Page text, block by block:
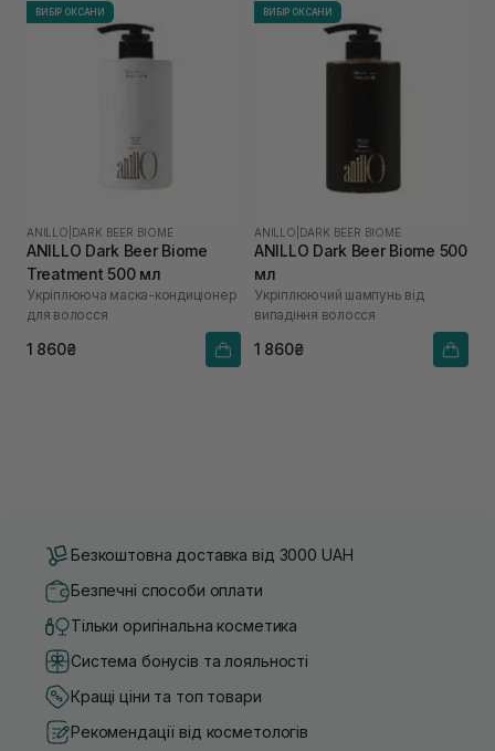
ВИБІР ОКСАНИ
ANILLO DARK BEER BIOME
ANILLO Dark Beer Biome
Treatment 500 мл
Укріплююча маска-кондиціонер
для волосся
1 860₴
ВИБІР ОКСАНИ
ANILLO DARK BEER BIOME
ANILLO Dark Beer Biome 500
мл
Укріплюючий шампунь від
випадіння волосся
1 860₴
Безкоштовна доставка від 3000 UAH
Безпечні способи оплати
Тільки оригінальна косметика
Система бонусів та лояльності
Кращі ціни та топ товари
Рекомендації від косметологів